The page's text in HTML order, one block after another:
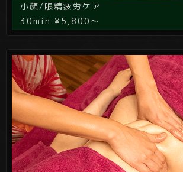
小顔/眼精疲労ケア
30min ¥5,800～